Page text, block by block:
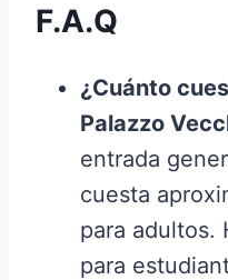
F.A.Q
¿Cuánto
Palazzo
entrada
cuesta
para adultos.
para